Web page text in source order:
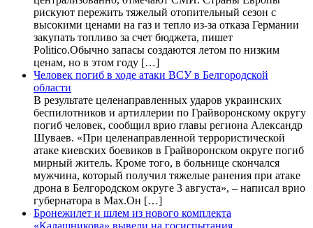
рискуют пережить тяжелый отопительный сезон с
высокими ценами на газ и тепло из-за отказа Германии
закупать топливо за счет бюджета, пишет
Politico.Обычно запасы создаются летом по низким
ценам, но в этом году […]
Человек погиб в ходе атаки ВСУ в Белгородской
области
В результате целенаправленных ударов украинских
беспилотников и артиллерии по Грайворонскому округу
погиб человек, сообщил врио главы региона Александр
Шуваев. «При целенаправленной террористической
атаке киевских боевиков в Грайворонском округе погиб
мирный житель. Кроме того, в больнице скончался
мужчина, который получил тяжелые ранения при атаке
дрона в Белгородском округе 3 августа», – написал врио
губернатора в Max.Он […]
Бронежилет и шлем из нового комплекта
«Калашникова» вывели на госиспытания